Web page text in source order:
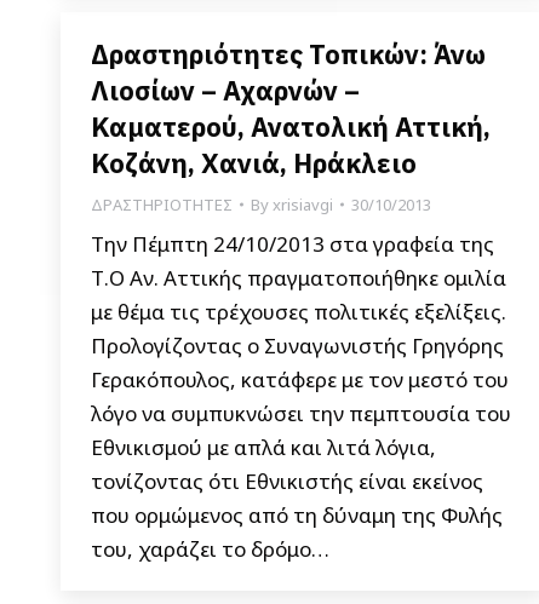
Δραστηριότητες Τοπικών: Άνω
Λιοσίων – Αχαρνών –
Καματερού, Ανατολική Αττική,
Κοζάνη, Χανιά, Ηράκλειο
ΔΡΑΣΤΗΡΙΟΤΗΤΕΣ Byxrisiavgi 30/10/2013
Την Πέμπτη 24/10/2013 στα γραφεία της
Τ.Ο Αν. Αττικής πραγματοποιήθηκε ομιλία
με θέμα τις τρέχουσες πολιτικές εξελίξεις.
Προλογίζοντας ο Συναγωνιστής Γρηγόρης
Γερακόπουλος, κατάφερε με τον μεστό του
λόγο να συμπυκνώσει την πεμπτουσία του
Εθνικισμού με απλά και λιτά λόγια,
τονίζοντας ότι Εθνικιστής είναι εκείνος
που ορμώμενος από τη δύναμη της Φυλής
του, χαράζει το δρόμο…